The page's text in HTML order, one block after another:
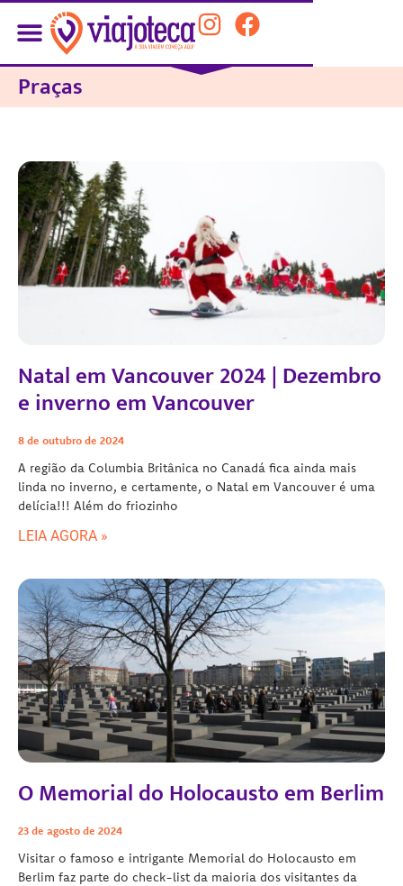
Praças
Natal em Vancouver 2024 | Dezembro
e inverno em Vancouver
8 de outubro de 2024
A região da Columbia Britânica no Canadá fica ainda mais
linda no inverno, e certamente, o Natal em Vancouver é uma
delícia!!! Além do friozinho
LEIA AGORA »
O Memorial do Holocausto em Berlim
23 de agosto de 2024
Visitar o famoso e intrigante Memorial do Holocausto em
Berlim faz parte do check-list da maioria dos visitantes da